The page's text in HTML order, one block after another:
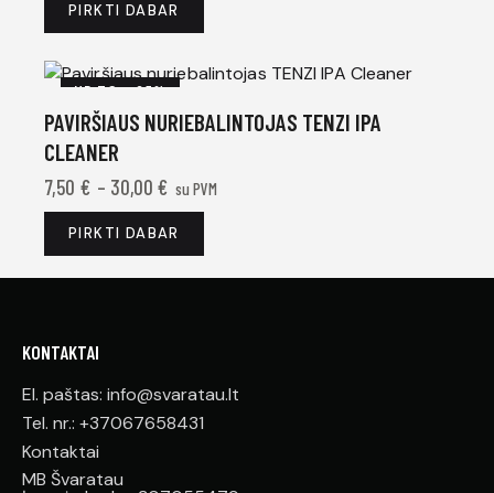
PIRKTI DABAR
UP TO- 25%
PAVIRŠIAUS NURIEBALINTOJAS TENZI IPA
CLEANER
7,50 € – 30,00€ su PVM
PIRKTI DABAR
KONTAKTAI
El. paštas: info@svaratau.lt
Tel. nr.: +37067658431
Kontaktai
MB Švaratau